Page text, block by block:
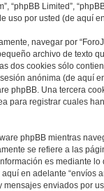
“phpBB Limited”,
por usted (de aquí
navegar por
archivo de texto
dos cookies sólo
anónima (de aquí
phpBB. Una tercera
para registrar cuales
phpBB mientras
se refiere a las
es mediante lo
en adelante “envíos
mensajes enviados por